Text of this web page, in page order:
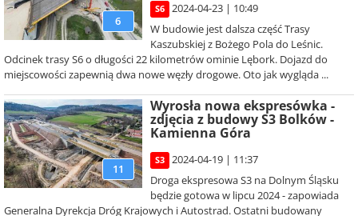
6
S6
2024-04-23 | 10:49
W budowie jest dalsza część Trasy
Kaszubskiej z Bożego Pola do Leśnic.
Odcinek trasy S6 o długości 22 kilometrów ominie Lębork. Dojazd do
miejscowości zapewnią dwa nowe węzły drogowe. Oto jak wygląda ...
11
Wyrosła nowa ekspresówka -
zdjęcia z budowy S3 Bolków -
Kamienna Góra
S3
2024-04-19 | 11:37
Droga ekspresowa S3 na Dolnym Śląsku
będzie gotowa w lipcu 2024 - zapowiada
Generalna Dyrekcja Dróg Krajowych i Autostrad. Ostatni budowany